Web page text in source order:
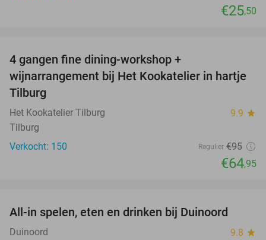
€25,50
4 gangen fine dining-workshop +
wijnarrangement bij Het Kookatelier in hartje
Tilburg
Het Kookatelier Tilburg 9.9 star
Tilburg
Verkocht: 150
Regulier €95
€64,95
All-in spelen, eten en drinken bij Duinoord
Duinoord 9.8 star